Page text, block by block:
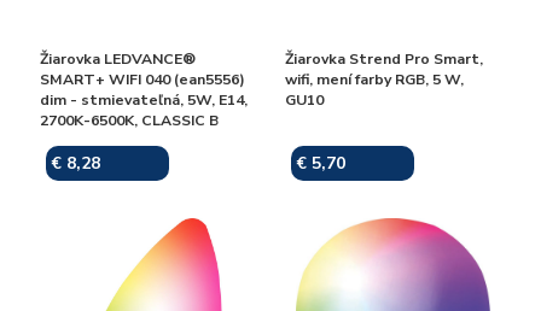
Žiarovka LEDVANCE®
SMART+ WIFI 040 (ean5556)
dim - stmievateľná, 5W, E14,
2700K-6500K, CLASSIC B
€ 8,28
Žiarovka Strend Pro Smart,
wifi, mení farby RGB, 5 W,
GU10
€ 5,70